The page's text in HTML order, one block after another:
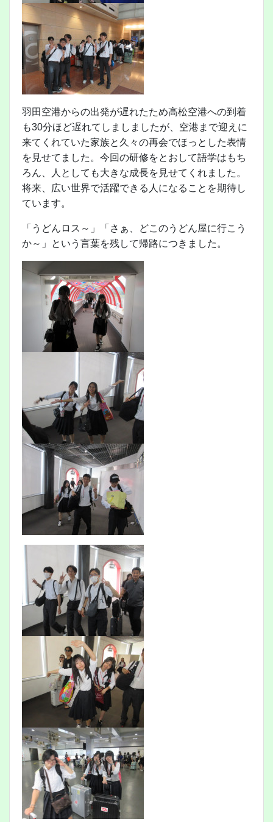
羽田空港からの出発が遅れたため高松空港への到着
も30分ほど遅れてしましましたが、空港まで迎えに
来てくれていた家族と久々の再会でほっとした表情
を見せてました。今回の研修をとおして語学はもち
ろん、人としても大きな成長を見せてくれました。
将来、広い世界で活躍できる人になることを期待し
ています。
「うどんロス～」「さぁ、どこのうどん屋に行こう
か～」という言葉を残して帰路につきました。